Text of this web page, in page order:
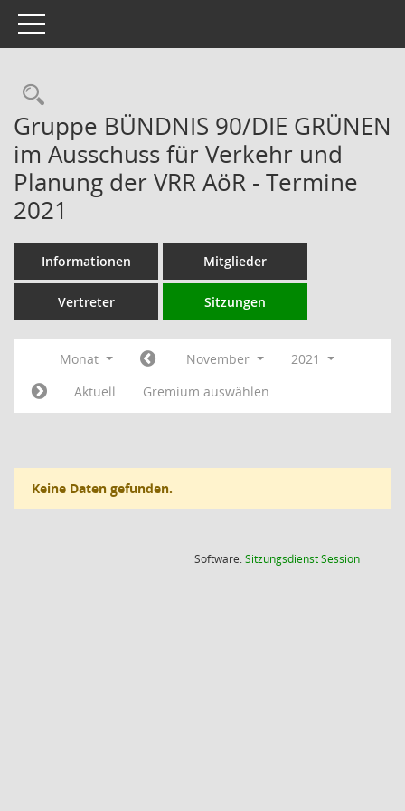
Toggle navigation
Rechercheauswahl
Gruppe BÜNDNIS 90/DIE GRÜNEN
im Ausschuss für Verkehr und
Planung der VRR AöR - Termine
2021
Informationen Mitglieder
Vertreter Sitzungen
Monat November
2021
Aktuell
Gremium auswählen
Keine Daten gefunden.
Software:SitzungsdienstSession(Wird in